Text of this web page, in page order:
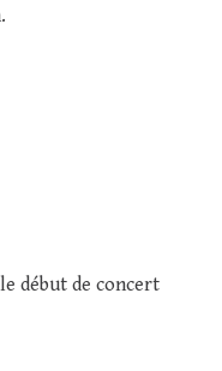
début de concert